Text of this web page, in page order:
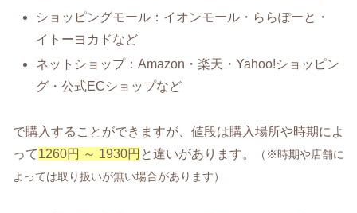
ショッピングモール：イオンモール・ららぽーと・
イトーヨカドなど
ネットショップ：Amazon・楽天・Yahoo!ショッピン
グ・公式ECショップなど
で購入することができますが、値段は購入場所や時期によ
って1260円 ～ 1930円 と違いがあります。
（※時期や店舗に
よっては取り扱いが無い場合があります）